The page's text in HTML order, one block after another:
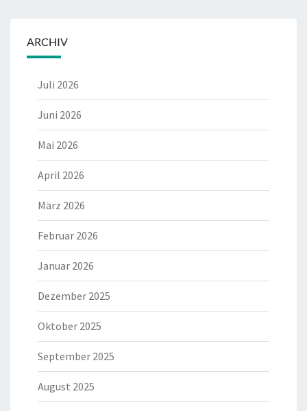
ARCHIV
Juli 2026
Juni 2026
Mai 2026
April 2026
März 2026
Februar 2026
Januar 2026
Dezember 2025
Oktober 2025
September 2025
August 2025